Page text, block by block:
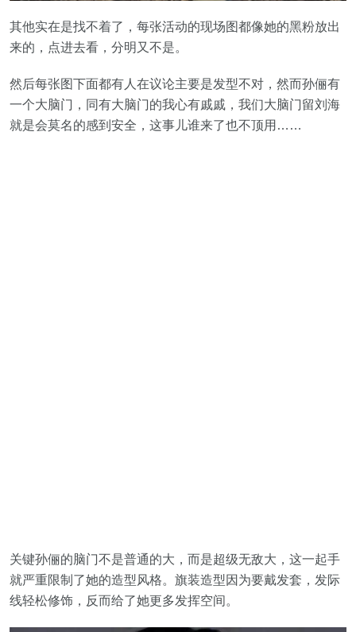
其他实在是找不着了，每张活动的现场图都像她的黑粉放出
来的，点进去看，分明又不是。
然后每张图下面都有人在议论主要是发型不对，然而孙俪有
一个大脑门，同有大脑门的我心有戚戚，我们大脑门留刘海
就是会莫名的感到安全，这事儿谁来了也不顶用……
关键孙俪的脑门不是普通的大，而是超级无敌大，这一起手
就严重限制了她的造型风格。旗装造型因为要戴发套，发际
线轻松修饰，反而给了她更多发挥空间。